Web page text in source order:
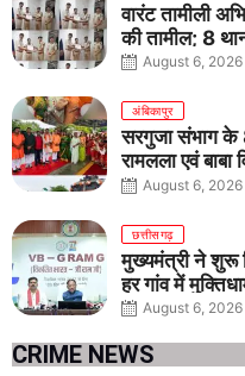
वारंट तामीली
की तामील; 8
August 6, 2026
अंबिकापुर
सरगुजा संभाग के
रामलला एवं बाबा
August 6, 2026
छत्तीसगढ़
मुख्यमंत्री ने शुरू
हर गांव में
शौचालय
August 6, 2026
CRIME NEWS